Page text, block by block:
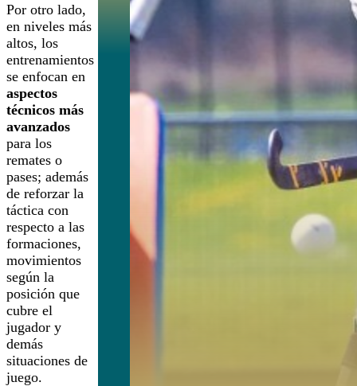
Por otro lado,
en niveles más
altos, los
entrenamientos
se enfocan en
aspectos
técnicos más
avanzados
para los
remates o
pases; además
de reforzar la
táctica con
respecto a las
formaciones,
movimientos
según la
posición que
cubre el
jugador y
demás
situaciones de
juego.